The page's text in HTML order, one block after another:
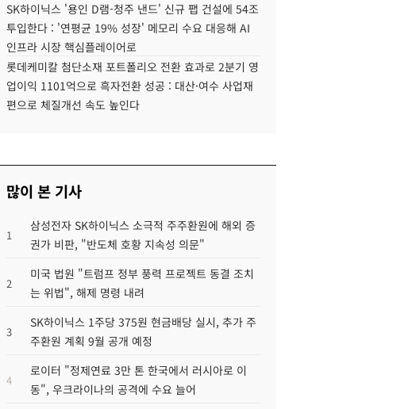
SK하이닉스 '용인 D램-청주 낸드' 신규 팹 건설에 54조
투입한다 : '연평균 19% 성장' 메모리 수요 대응해 AI
인프라 시장 핵심플레이어로
롯데케미칼 첨단소재 포트폴리오 전환 효과로 2분기 영
업이익 1101억으로 흑자전환 성공 : 대산·여수 사업재
편으로 체질개선 속도 높인다
많이 본 기사
1
삼성전자 SK하이닉스 소극적 주주환원에 해외 증
권가 비판, "반도체 호황 지속성 의문"
2
미국 법원 "트럼프 정부 풍력 프로젝트 동결 조치
는 위법", 해제 명령 내려
3
SK하이닉스 1주당 375원 현금배당 실시, 추가 주
주환원 계획 9월 공개 예정
4
로이터 "정제연료 3만 톤 한국에서 러시아로 이
동", 우크라이나의 공격에 수요 늘어